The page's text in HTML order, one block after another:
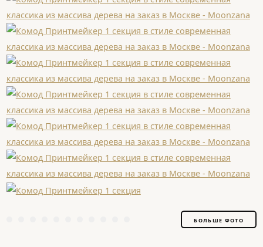
БОЛЬШЕ ФОТО